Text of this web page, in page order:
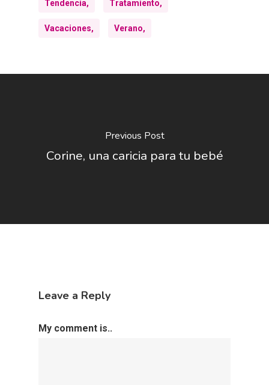
Tendencia, Tratamiento,
Vacaciones, Verano,
Previous Post
Corine, una caricia para tu bebé
Leave a Reply
My comment is..